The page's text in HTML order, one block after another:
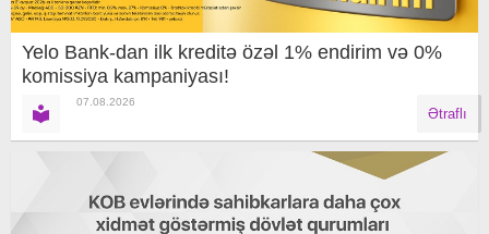
Yelo Bank-dan ilk kreditə özəl 1% endirim və 0%
komissiya kampaniyası!
07.08.2026
Ətraflı